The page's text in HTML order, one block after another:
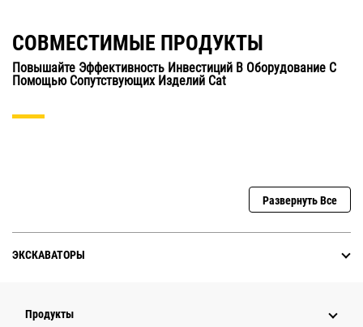
СОВМЕСТИМЫЕ ПРОДУКТЫ
Повышайте Эффективность Инвестиций В Оборудование С
Помощью Сопутствующих Изделий Cat
Развернуть Все
ЭКСКАВАТОРЫ
Продукты